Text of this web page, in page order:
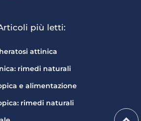
più letti:
attinica
rimedi naturali
e alimentazione
rimedi naturali